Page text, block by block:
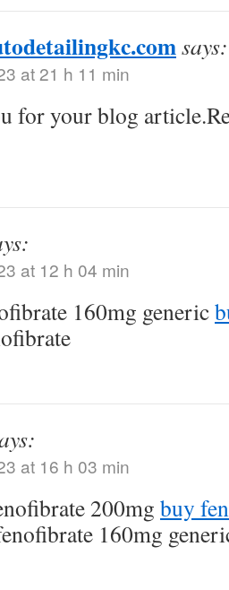
says:
at 21 h 11 min
for your blog
at 12 h 04 min
160mg generic
at 16 h 03 min
200mg buy
160mg